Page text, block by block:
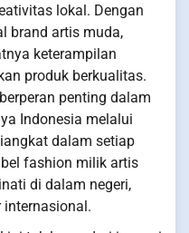
lokal. Dengan
brand artis muda,
keterampilan
produk berkualitas.
penting dalam
Indonesia melalui
dalam setiap
fashion milik artis
di dalam negeri,